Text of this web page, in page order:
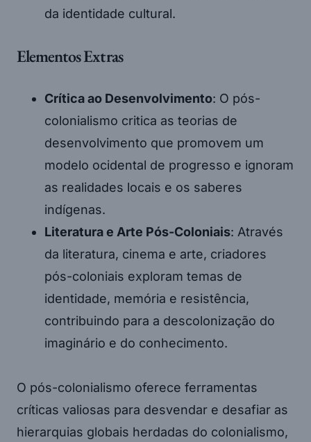
da identidade cultural.
Elementos Extras
Crítica ao Desenvolvimento: O pós-
colonialismo critica as teorias de
desenvolvimento que promovem um
modelo ocidental de progresso e ignoram
as realidades locais e os saberes
indígenas.
Literatura e Arte Pós-Coloniais: Através
da literatura, cinema e arte, criadores
pós-coloniais exploram temas de
identidade, memória e resistência,
contribuindo para a descolonização do
imaginário e do conhecimento.
O pós-colonialismo oferece ferramentas
críticas valiosas para desvendar e desafiar as
hierarquias globais herdadas do colonialismo,